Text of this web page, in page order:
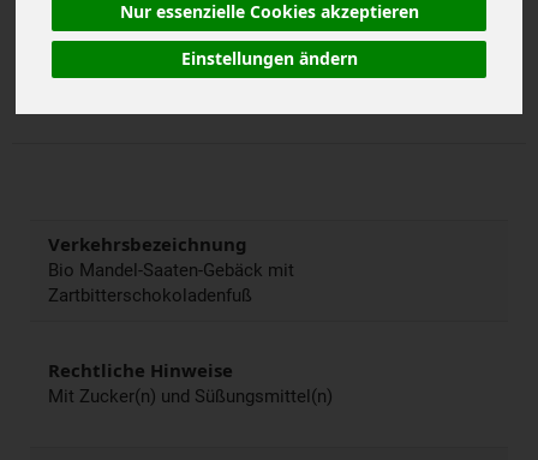
Nur essenzielle Cookies akzeptieren
Einstellungen ändern
Stück
Anzahl
Verkehrsbezeichnung
Bio Mandel-Saaten-Gebäck mit
Zartbitterschokoladenfuß
Rechtliche Hinweise
Mit Zucker(n) und Süßungsmittel(n)